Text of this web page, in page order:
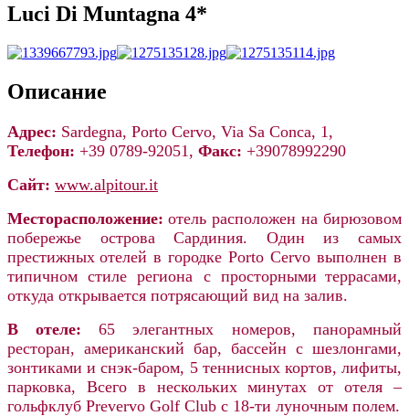
Luci Di Muntagna 4*
Описание
Адрес: Sardegna, Porto Cervo, Via Sa Conca, 1,
Телефон: +39 0789-92051, Факс: +39078992290
Сайт: www.alpitour.it
Месторасположение: отель расположен на бирюзовом
побережье острова Сардиния. Один из самых
престижных отелей в городке Porto Cervo выполнен в
типичном стиле региона с просторными террасами,
откуда открывается потрясающий вид на залив.
В отеле:
65 элегантных номеров, панорамный
ресторан, американский бар, бассейн с шезлонгами,
зонтиками и снэк-баром, 5 теннисных кортов, лифиты,
парковка, Всего в нескольких минутах от отеля –
гольфклуб Prevervo Golf Club с 18-ти луночным полем.